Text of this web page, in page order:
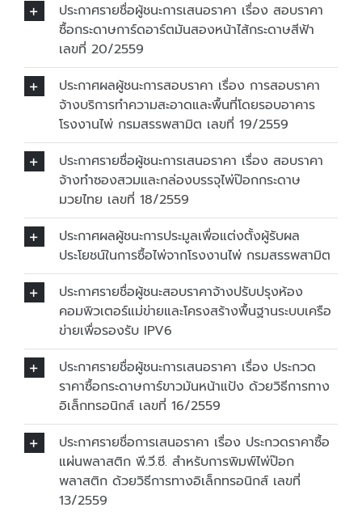
ประกาศรายชื่อผู้ชนะการเสนอราคา เรื่อง สอบราคา
ซื้อกระดาษการ์ดอาร์ตมันสองหน้าไส้กระดาษสีฟ้า
เลขที่ 20/2559
ประกาศผลผู้ชนะการสอบราคา เรื่อง การสอบราคา
จ้างบริการทำความสะอาดและพื้นที่โดยรอบอาคาร
โรงงานไพ่ กรมสรรพสามิต เลขที่ 19/2559
ประกาศรายชื่อผู้ชนะการเสนอราคา เรื่อง สอบราคา
จ้างทำซองสวมและกล่องบรรจุไพ่ป๊อกกระดาษ
มวยไทย เลขที่ 18/2559
ประกาศผลผู้ชนะการประมูลเพื่อแต่งตั้งผู้รับผล
ประโยชน์ในการซื้อไพ่จากโรงงานไพ่ กรมสรรพสามิต
ประกาศรายชื่อผู้ชนะสอบราคาจ้างปรับปรุงห้อง
คอมพิวเตอร์แม่ข่ายและโครงสร้างพื้นฐานระบบเครือ
ข่ายเพื่อรองรับ IPV6
ประกาศรายชื่อผู้ชนะการเสนอราคา เรื่อง ประกวด
ราคาซื้อกระดาษการ์ขาวมันหน้าแป้ง ด้วยวิธีการทาง
อิเล็กทรอนิกส์ เลขที่ 16/2559
ประกาศรายชื่อการเสนอราคา เรื่อง ประกวดราคาซื้อ
แผ่นพลาสติก พี.วี.ซี. สำหรับการพิมพ์ไพ่ป๊อก
พลาสติก ด้วยวิธีการทางอิเล็กทรอนิกส์ เลขที่
13/2559